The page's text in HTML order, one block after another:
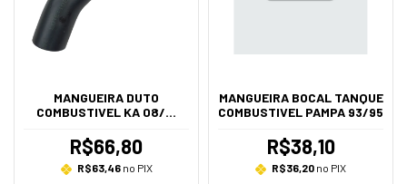
MANGUEIRA DUTO
COMBUSTIVEL KA 08/...
R$66,80
R$63,46no PIX
MANGUEIRA BOCAL TANQUE
COMBUSTIVEL PAMPA 93/95
R$38,10
R$36,20 no PIX